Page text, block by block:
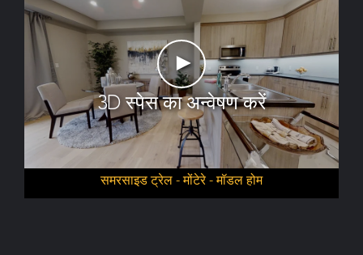
►
3D स्पेस का अन्वेषण करें
समरसाइड ट्रेल - मोंटेरे - मॉडल होम